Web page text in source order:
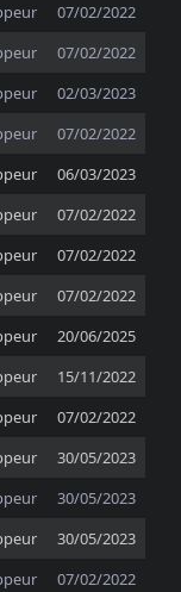
07/02/2022
07/02/2022
02/03/2023
07/02/2022
06/03/2023
07/02/2022
07/02/2022
07/02/2022
20/06/2025
15/11/2022
07/02/2022
30/05/2023
30/05/2023
30/05/2023
07/02/2022